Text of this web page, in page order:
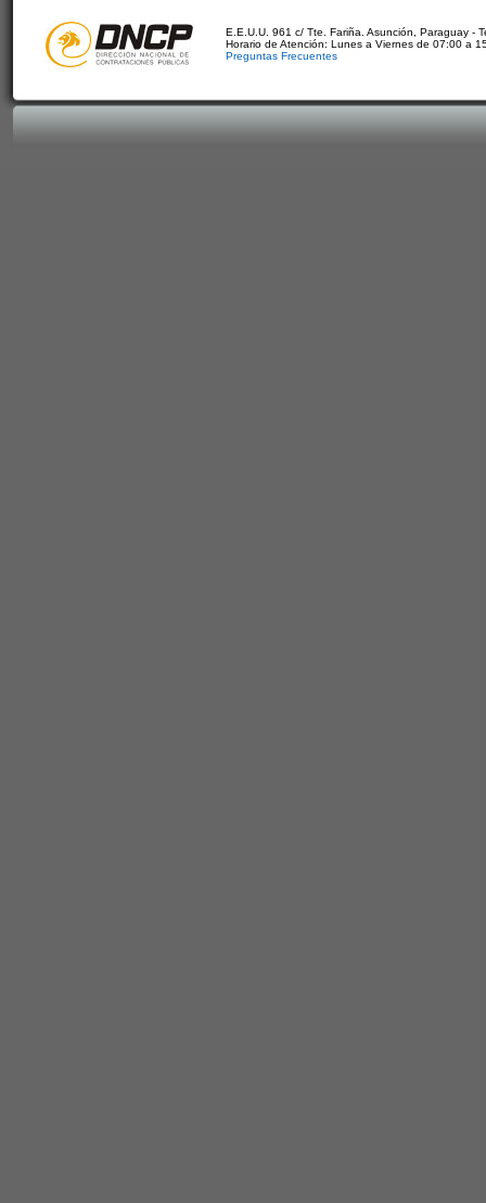
E.E.U.U. 961 c/ Tte. Fariña. Asunción, Paraguay -
Horario de Atención: Lunes a Viernes de 07:00 a
Preguntas Frecuentes